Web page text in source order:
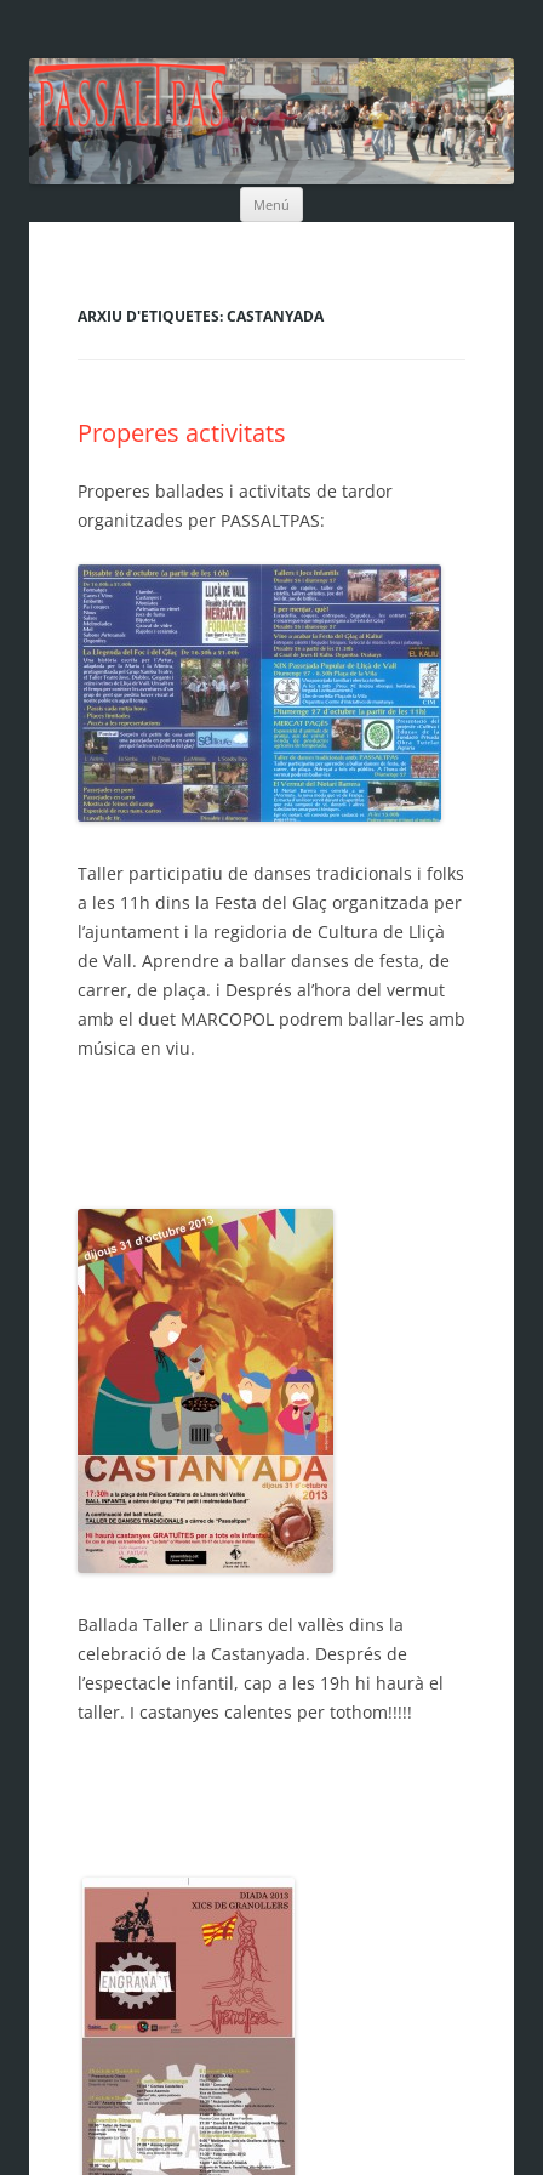
Menú
contingut
ARXIU D'ETIQUETES:CASTANYADA
Properes activitats
Properes ballades i activitats de tardor
organitzades per PASSALTPAS:
Taller participatiu de danses tradicionals i folks
a les 11h dins la Festa del Glaç organitzada per
l’ajuntament i la regidoria de Cultura de Lliçà
de Vall. Aprendre a ballar danses de festa, de
carrer, de plaça. i Després al’hora del vermut
amb el duet MARCOPOL podrem ballar-les amb
música en viu.
Ballada Taller a Llinars del vallès dins la
celebració de la Castanyada. Després de
l’espectacle infantil, cap a les 19h hi haurà el
taller. I castanyes calentes per tothom!!!!!